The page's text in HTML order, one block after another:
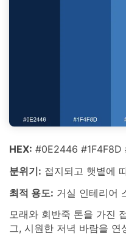
HEX: #0E2446 #1F4F8D
분위기: 접지되고 햇볕에
최적 용도: 거실 인테리어
모래와 회반죽 톤을 가진
그, 시원한 저녁 바람을 연